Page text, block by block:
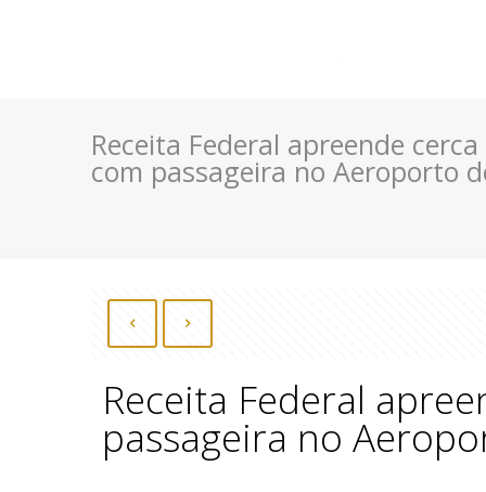
Receita Federal apreende
com passageira no Aeroporto
Receita Federal
passageira no